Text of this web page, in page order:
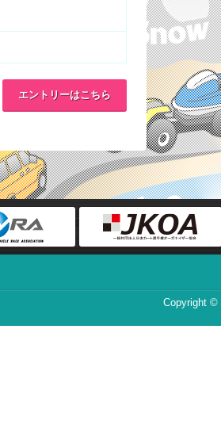
エントリーはこちら
Copyright ©